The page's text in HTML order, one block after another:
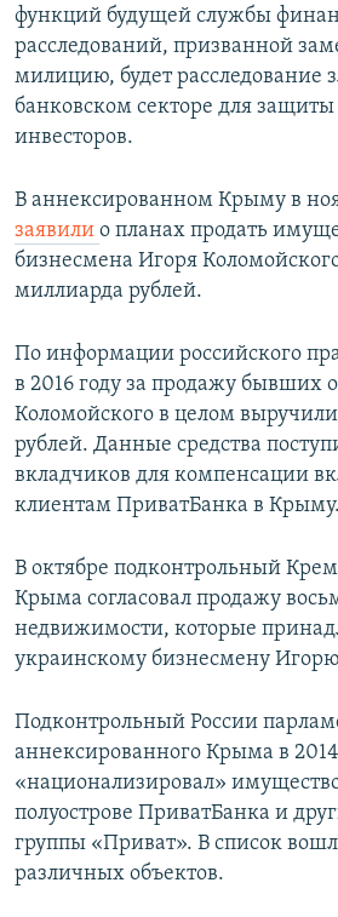
функций будущей службы
расследований, призванной
милицию, будет расследование
банковском секторе для
инвесторов.
В аннексированном Крыму в
заявили о планах продать
бизнесмена Игоря
миллиарда рублей.
По информации российского
в 2016 году за продажу бывших
Коломойского в целом
рублей. Данные средства
вкладчиков для компенсации
клиентам ПриватБанка в Крыму.
В октябре подконтрольный
Крыма согласовал продажу
недвижимости, которые
украинскому бизнесмену
Подконтрольный России
аннексированного Крыма в
«национализировал»
полуострове ПриватБанка и
группы «Приват». В список
различных объектов.